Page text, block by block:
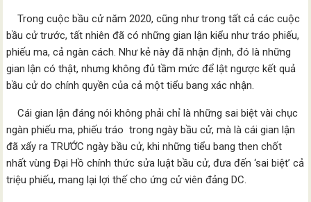
Trong cuộc bầu cử năm 2020, cũng như trong tất cả các cuộc
bầu cử trước, tất nhiên đã có những gian lận kiểu như tráo phiếu,
phiếu ma, cả ngàn cách. Như kẻ này đã nhận định, đó là những
gian lận có thật, nhưng không đủ tầm mức để lật ngược kết quả
bầu cử do chính quyền của cả một tiểu bang xác nhận.
Cái gian lận đáng nói không phải chỉ là những sai biệt vài chục
ngàn phiếu ma, phiếu tráo trong ngày bầu cử, mà là cái gian lận
đã xẩy ra TRƯỚC ngày bầu cử, khi những tiểu bang then chốt
nhất vùng Đại Hồ chính thức sửa luật bầu cử, đưa đến ‘sai biệt’ cả
triệu phiếu, mang lại lợi thế cho ứng cử viên đảng DC.